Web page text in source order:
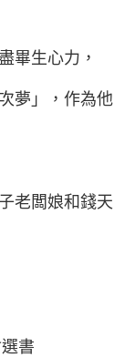
畢生心力，
夢」，作為他
老闆娘和錢天
書